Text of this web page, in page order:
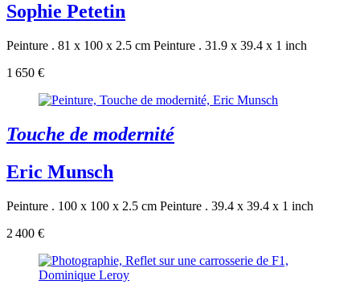
Sophie Petetin
Peinture . 81 x 100 x 2.5 cm Peinture . 31.9 x 39.4 x 1 inch
1 650 €
Touche de modernité
Eric Munsch
Peinture . 100 x 100 x 2.5 cm Peinture . 39.4 x 39.4 x 1 inch
2 400 €